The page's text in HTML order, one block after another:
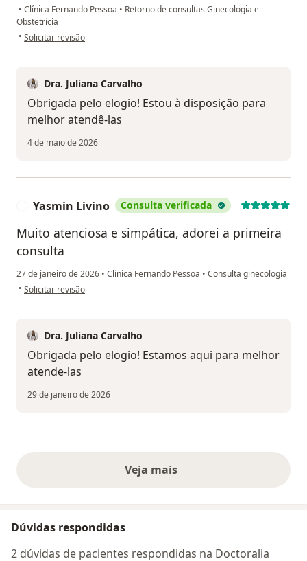
• Clínica Fernando Pessoa • Retorno de consultas Ginecologia e
Obstetrícia
• na opinião do utilizador Tânia Souza
Solicitar revisão
Dra. Juliana Carvalho
Obrigada pelo elogio! Estou à disposição para
melhor atendê-las
4 de maio de 2026
Yasmin Livino Consulta verificada
Muito atenciosa e simpática, adorei a primeira
consulta
27 de janeiro de 2026 • Clínica Fernando Pessoa • Consulta ginecologia
• na opinião do utilizador Yasmin Livino
Solicitar revisão
Dra. Juliana Carvalho
Obrigada pelo elogio! Estamos aqui para melhor
atende-las
29 de janeiro de 2026
Veja maisopiniões acima
Dúvidas respondidas
2 dúvidas de pacientes respondidas na Doctoralia